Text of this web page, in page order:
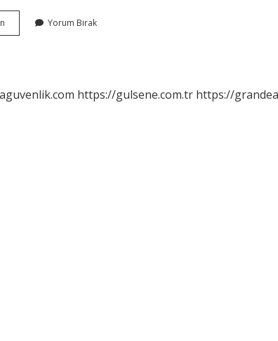
Kimler
Yorum Bırak
https://gulsene.com.tr https://